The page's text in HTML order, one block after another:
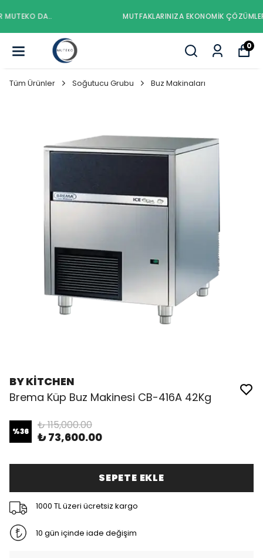
MUTFAKLARINIZA EKONOMIK ÇÖZÜMLER MUTEKO DA..
0
Tüm Ürünler Soğutucu Grubu Buz Makinaları
BY KİTCHEN
Brema Küp Buz Makinesi CB-416A 42Kg
%36 ₺ 115,000.00
₺ 73,600.00
SEPETE EKLE
1000 TL üzeri ücretsiz kargo
10 gün içinde iade değişim